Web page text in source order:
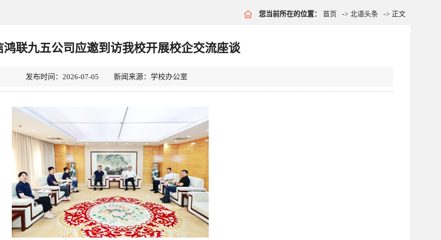
您当前所在的位置： 首页 -> 北语头条 -> 正文
鸿联九五公司应邀到访我校开展校企交流座谈
发布时间：2026-07-05 新闻来源：学校办公室